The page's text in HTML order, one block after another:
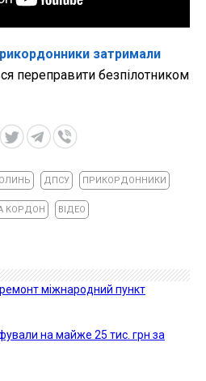
затримали
переправити безпілотником
ДПСУ ПРИКОРДОННИКИ
КОРДОН ВІДЕО
міжнародний пункт
на майже 25 тис. грн за